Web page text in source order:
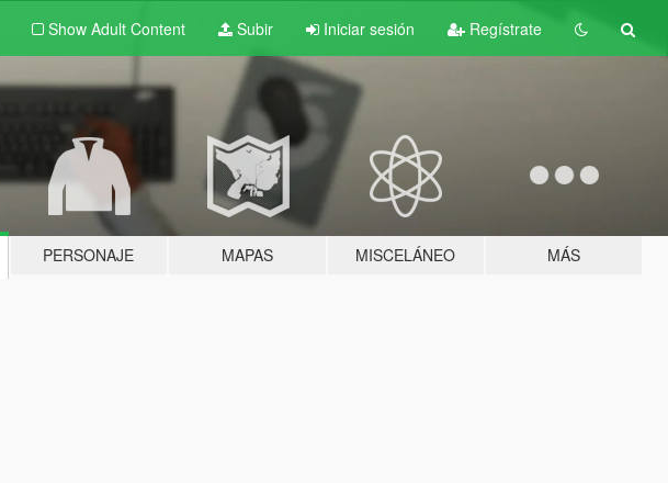
Show Adult Content Subir Iniciar sesión Regístrate
PERSONAJE MAPAS MISCELÁNEO MÁS